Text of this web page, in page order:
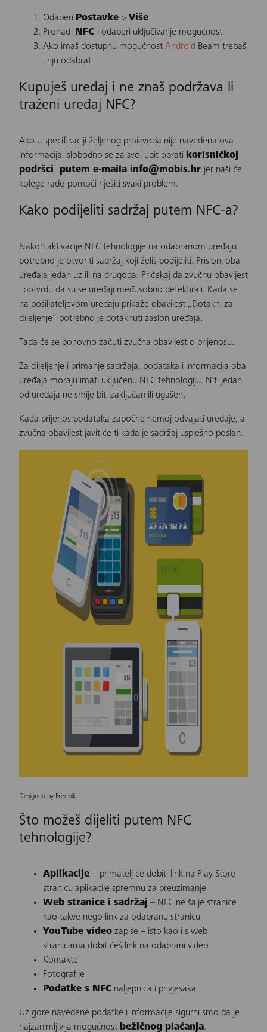
Odaberi Postavke >Više
Pronađi NFC i odaberi uključivanje mogućnosti
Ako imaš dostupnu mogućnost Android Beam trebaš
i nju odabrati
Kupuješ uređaj i ne znaš podržava li
traženi uređaj NFC?
Ako u specifikaciji željenog proizvoda nije navedena ova
informacija, slobodno se za svoj upit obrati korisničkoj
podršci putem e-maila info@mobis.hr jer naši će
kolege rado pomoći riješiti svaki problem.
Kako podijeliti sadržaj putem NFC-a?
Nakon aktivacije NFC tehnologije na odabranom uređaju
potrebno je otvoriti sadržaj koji želiš podijeliti. Prisloni oba
uređaja jedan uz ili na drugoga. Pričekaj da zvučnu obavijest
i potvrdu da su se uređaji međusobno detektirali. Kada se
na pošiljateljevom uređaju prikaže obavijest „Dotakni za
dijeljenje“ potrebno je dotaknuti zaslon uređaja.
Tada će se ponovno začuti zvučna obavijest o prijenosu.
Za dijeljenje i primanje sadržaja, podataka i informacija oba
uređaja moraju imati uključenu NFC tehnologiju. Niti jedan
od uređaja ne smije biti zaključan ili ugašen.
Kada prijenos podataka započne nemoj odvajati uređaje, a
zvučna obavijest javit će ti kada je sadržaj uspješno poslan.
Designed by Freepik
Što možeš dijeliti putem NFC
tehnologije?
Aplikacije – primatelj će dobiti link na Play Store
stranicu aplikacije spremnu za preuzimanje
Web stranice i sadržaj – NFC ne šalje stranice
kao takve nego link za odabranu stranicu
YouTube video zapise – isto kao i s web
stranicama dobit ćeš link na odabrani video
Kontakte
Fotografije
Podatke s NFC naljepnica i privjesaka
Uz gore navedene podatke i informacije sigurni smo da je
najzanimljivija mogućnost bežičnog plaćanja.